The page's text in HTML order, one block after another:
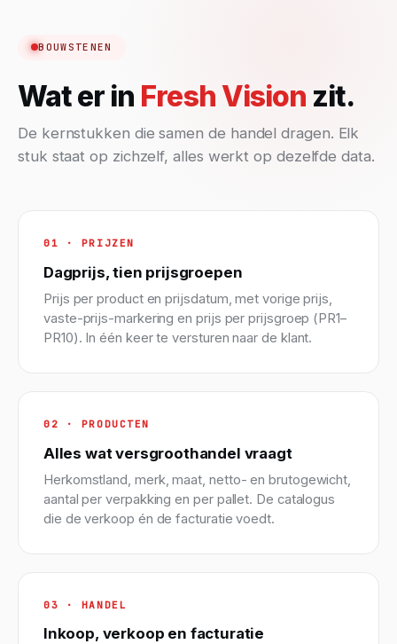
BOUWSTENEN
Wat er in Fresh Vision zit.
De kernstukken die samen de handel dragen. Elk
stuk staat op zichzelf, alles werkt op dezelfde data.
01 · PRIJZEN
Dagprijs, tien prijsgroepen
Prijs per product en prijsdatum, met vorige prijs,
vaste-prijs-markering en prijs per prijsgroep (PR1–
PR10). In één keer te versturen naar de klant.
02 · PRODUCTEN
Alles wat versgroothandel vraagt
Herkomstland, merk, maat, netto- en brutogewicht,
aantal per verpakking en per pallet. De catalogus
die de verkoop én de facturatie voedt.
03 · HANDEL
Inkoop, verkoop en facturatie